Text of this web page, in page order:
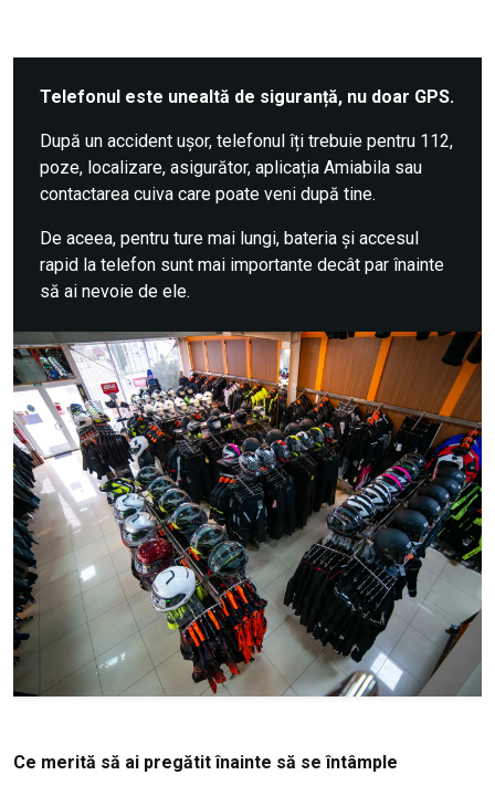
Telefonul este unealtă de siguranță, nu doar GPS.
După un accident ușor, telefonul îți trebuie pentru 112,
poze, localizare, asigurător, aplicația Amiabila sau
contactarea cuiva care poate veni după tine.
De aceea, pentru ture mai lungi, bateria și accesul
rapid la telefon sunt mai importante decât par înainte
să ai nevoie de ele.
Ce merită să ai pregătit înainte să se întâmple